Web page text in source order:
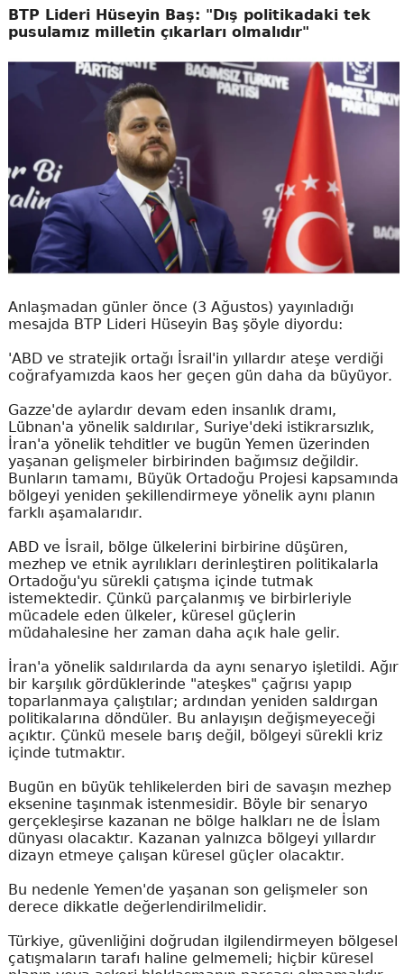
BTP Lideri Hüseyin Baş: "Dış politikadaki tek
pusulamız milletin çıkarları olmalıdır"
Anlaşmadan günler önce (3 Ağustos) yayınladığı
mesajda BTP Lideri Hüseyin Baş şöyle diyordu:
'ABD ve stratejik ortağı İsrail'in yıllardır ateşe verdiği
coğrafyamızda kaos her geçen gün daha da büyüyor.
Gazze'de aylardır devam eden insanlık dramı,
Lübnan'a yönelik saldırılar, Suriye'deki istikrarsızlık,
İran'a yönelik tehditler ve bugün Yemen üzerinden
yaşanan gelişmeler birbirinden bağımsız değildir.
Bunların tamamı, Büyük Ortadoğu Projesi kapsamında
bölgeyi yeniden şekillendirmeye yönelik aynı planın
farklı aşamalarıdır.
ABD ve İsrail, bölge ülkelerini birbirine düşüren,
mezhep ve etnik ayrılıkları derinleştiren politikalarla
Ortadoğu'yu sürekli çatışma içinde tutmak
istemektedir. Çünkü parçalanmış ve birbirleriyle
mücadele eden ülkeler, küresel güçlerin
müdahalesine her zaman daha açık hale gelir.
İran'a yönelik saldırılarda da aynı senaryo işletildi. Ağır
bir karşılık gördüklerinde "ateşkes" çağrısı yapıp
toparlanmaya çalıştılar; ardından yeniden saldırgan
politikalarına döndüler. Bu anlayışın değişmeyeceği
açıktır. Çünkü mesele barış değil, bölgeyi sürekli kriz
içinde tutmaktır.
Bugün en büyük tehlikelerden biri de savaşın mezhep
eksenine taşınmak istenmesidir. Böyle bir senaryo
gerçekleşirse kazanan ne bölge halkları ne de İslam
dünyası olacaktır. Kazanan yalnızca bölgeyi yıllardır
dizayn etmeye çalışan küresel güçler olacaktır.
Bu nedenle Yemen'de yaşanan son gelişmeler son
derece dikkatle değerlendirilmelidir.
Türkiye, güvenliğini doğrudan ilgilendirmeyen bölgesel
çatışmaların tarafı haline gelmemeli; hiçbir küresel